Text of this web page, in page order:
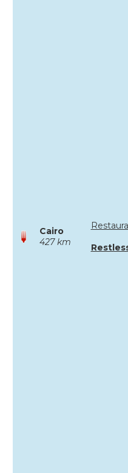
Cairo
427 km